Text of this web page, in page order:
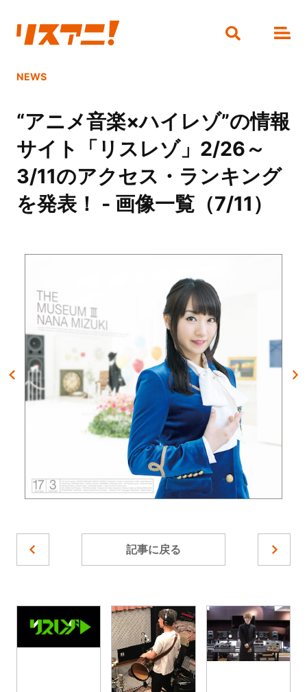
NEWS
“アニメ音楽×ハイレゾ”の情報
サイト「リスレゾ」2/26～
3/11のアクセス・ランキング
を発表！ - 画像一覧（7/11）
記事に戻る